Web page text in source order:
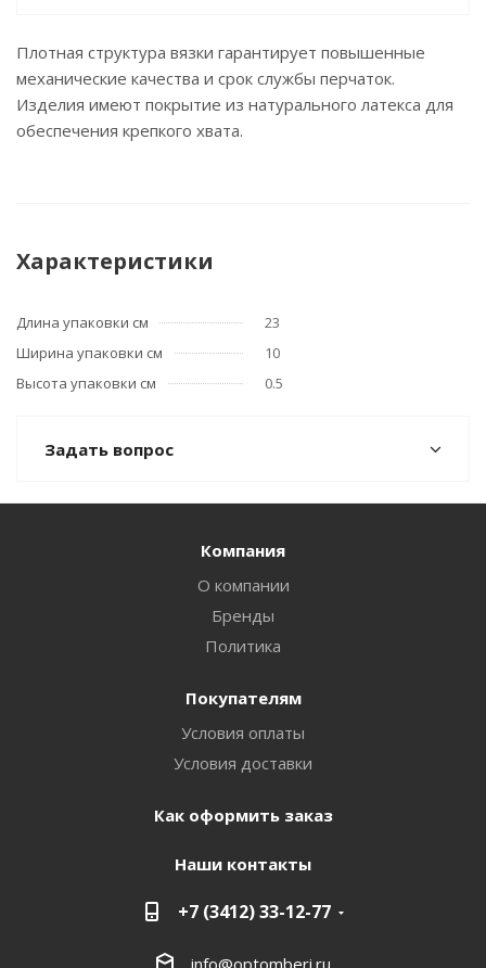
Плотная структура вязки гарантирует повышенные
механические качества и срок службы перчаток.
Изделия имеют покрытие из натурального латекса для
обеспечения крепкого хвата.
Характеристики
Длина упаковки см
23
Ширина упаковки см
10
Высота упаковки см
0.5
Задать вопрос
Компания
О компании
Бренды
Политика
Покупателям
Условия оплаты
Условия доставки
Как оформить заказ
Наши контакты
+7 (3412) 33-12-77
info@optomberi.ru